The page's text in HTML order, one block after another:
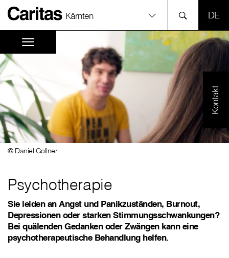
Kärnten
Kontakt
© Daniel Gollner
Psychotherapie
Sie leiden an Angst und Panikzuständen, Burnout,
Depressionen oder starken Stimmungsschwankungen?
Bei quälenden Gedanken oder Zwängen kann eine
psychotherapeutische Behandlung helfen.